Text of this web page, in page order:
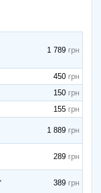
1 789
450
150
155
1 889
289
389